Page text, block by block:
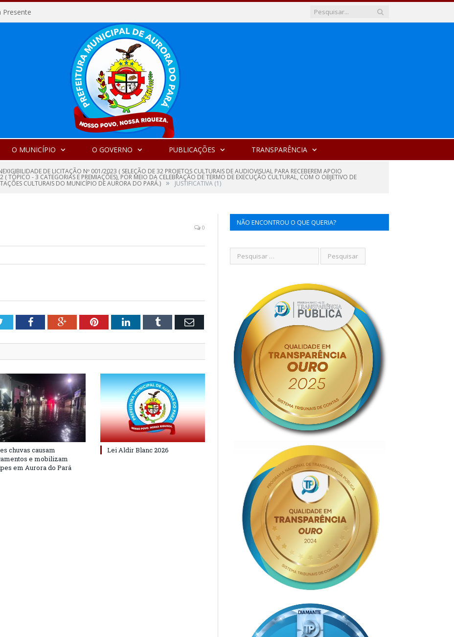
Presente
O MUNICÍPIO O GOVERNO PUBLICAÇÕES TRANSPARÊNCIA
DE LICITAÇÃO Nº 001/2023 ( SELEÇÃO DE 32 PROJETOS CULTURAIS DE AUDIOVISUAL PARA RECEBEREM APOIO
( TÓPICO - 3 CATEGORIAS E PREMIAÇÕES), POR MEIO DA CELEBRAÇÃO DE TERMO DE EXECUÇÃO CULTURAL, COM O OBJETIVO DE
CULTURAIS DO MUNICÍPIO DE AURORA DO PARÁ.) » JUSTIFICATIVA (1)
0
TwitterFacebookGoogle+PinterestLinkedInTumblr Email
chuvas causam
e mobilizam
em Aurora do Pará
Lei Aldir Blanc 2026
NÃO ENCONTROU O QUE QUERIA?